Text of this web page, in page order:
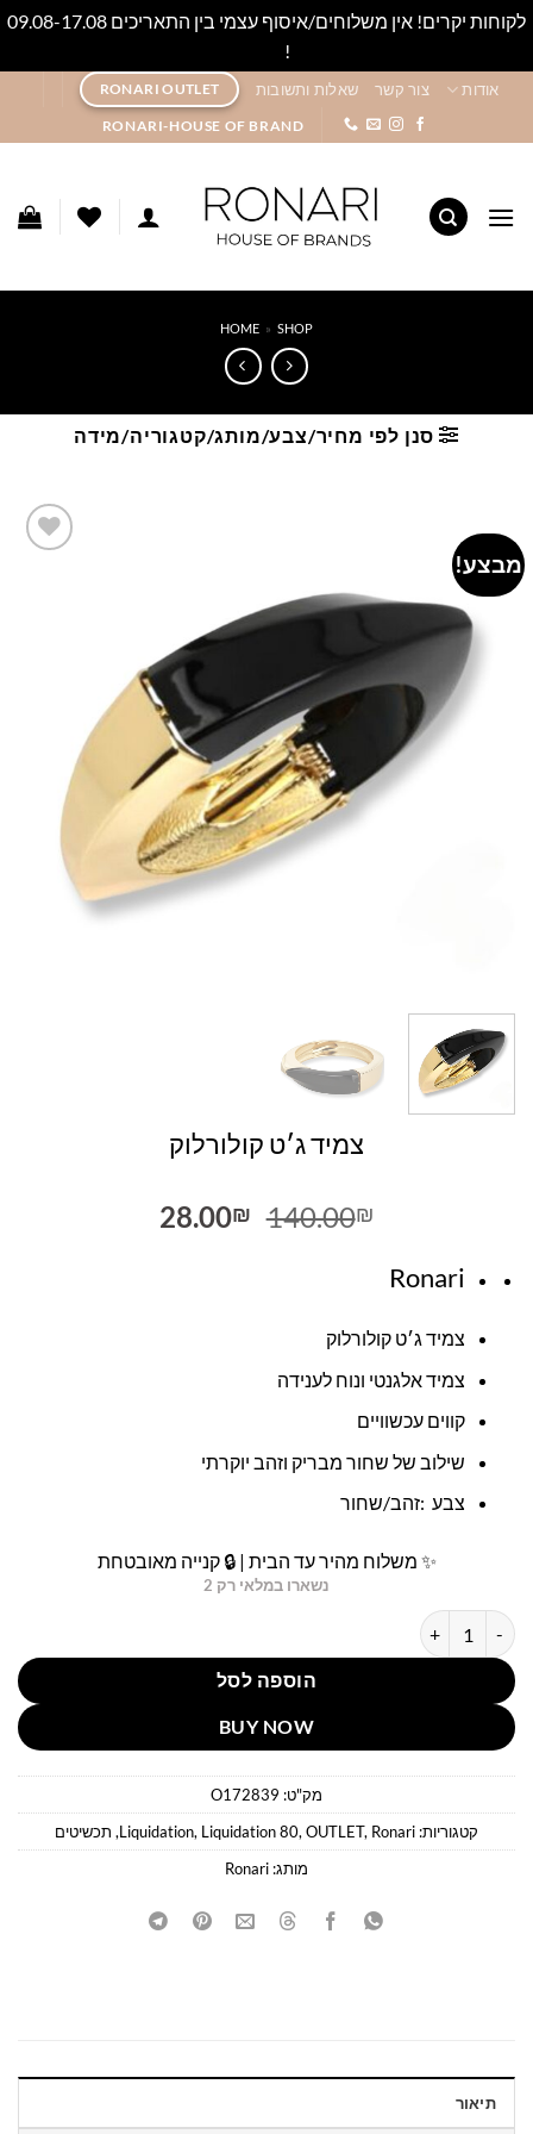
לקוחות יקרים! אין משלוחים/איסוף עצמי בין התאריכים 09.08-17.08
!
content
אודות צור קשר שאלות ותשובות RONARI OUTLET
RONARI-HOUSE OF BRAND
HOME » SHOP
סנן לפי מחיר/צבע/מותג/קטגוריה/מידה
מבצע!
צמיד ג׳ט קולורלוק
140.00₪
המחיר
28.00₪
המחיר
Ronari
צמיד ג׳ט קולורלוק
צמיד אלגנטי ונוח לענידה
קווים עכשוויים
שילוב של שחור מבריק וזהב יוקרתי
צבע :זהב/שחור
✨ משלוח מהיר עד הבית | 🔒 קנייה מאובטחת
נשארו במלאי רק 2
כמות של צמיד ג׳ט קולורלוק
הוספה לסל
BUY NOW
מק"ט: O172839
קטגוריות:
Liquidation, Liquidation 80, OUTLET, Ronari
, תכשיטים
מותג: Ronari
תיאור